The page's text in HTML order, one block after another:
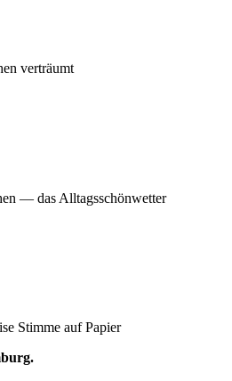
verträumt
— das Alltagsschönwetter
Stimme auf Papier